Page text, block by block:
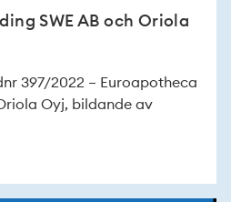
SWE AB och Oriola
397/2022 – Euroapotheca
Oyj, bildande av